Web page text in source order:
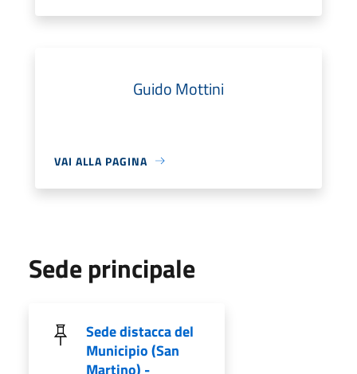
Guido Mottini
VAI ALLA PAGINA
Sede principale
Sede distacca del
Municipio (San
Martino) -